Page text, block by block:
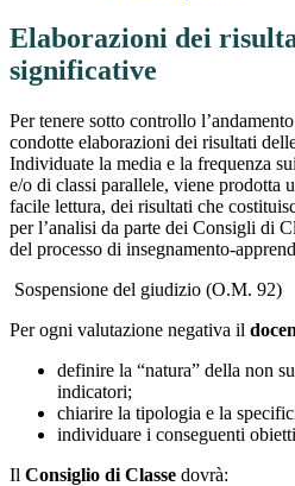
Elaborazioni dei
significative
Per tenere sotto controllo
condotte elaborazioni dei risultati
Individuate la media e la frequenza
e/o di classi parallele, viene prodotta
facile lettura, dei risultati che
per l’analisi da parte dei Consigli di
del processo di insegnamento-
Sospensione del giudizio (O.M. 92)
Per ogni valutazione negativa il
definire la “natura” della non
indicatori;
chiarire la tipologia e la
individuare i conseguenti
Il Consiglio di Classe dovrà: